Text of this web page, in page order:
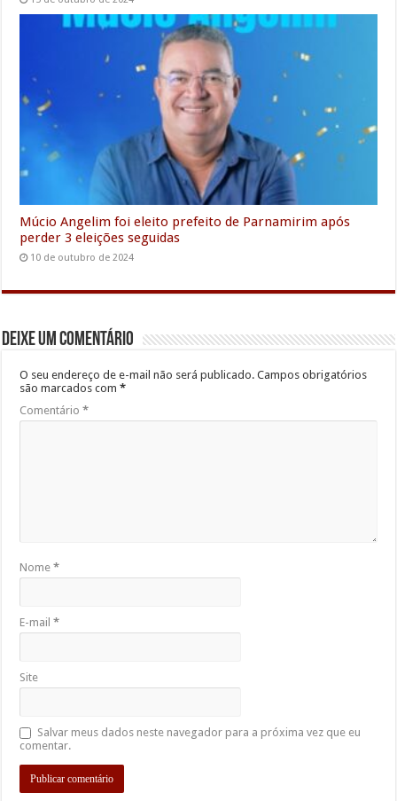
Múcio Angelim foi eleito prefeito de Parnamirim após
perder 3 eleições seguidas
10 de outubro de 2024
Deixe um comentário
O seu endereço de e-mail não será publicado. Campos obrigatórios
são marcados com*
Comentário*
Nome*
E-mail*
Site
Salvar meus dados neste navegador para a próxima vez que eu
comentar.